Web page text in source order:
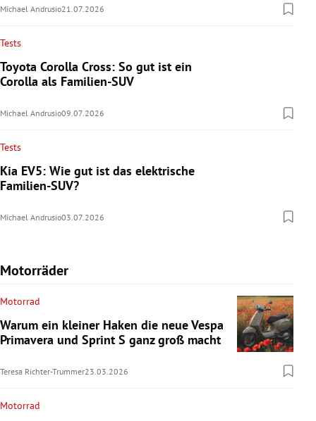
Michael Andrusio21.07.2026
Tests
Toyota Corolla Cross: So gut ist ein
Corolla als Familien-SUV
Michael Andrusio09.07.2026
Tests
Kia EV5: Wie gut ist das elektrische
Familien-SUV?
Michael Andrusio03.07.2026
Motorräder
Motorrad
Warum ein kleiner Haken die neue Vespa
Primavera und Sprint S ganz groß macht
Teresa Richter-Trummer23.03.2026
Motorrad